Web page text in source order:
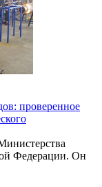
проверенное
Федерации. Он